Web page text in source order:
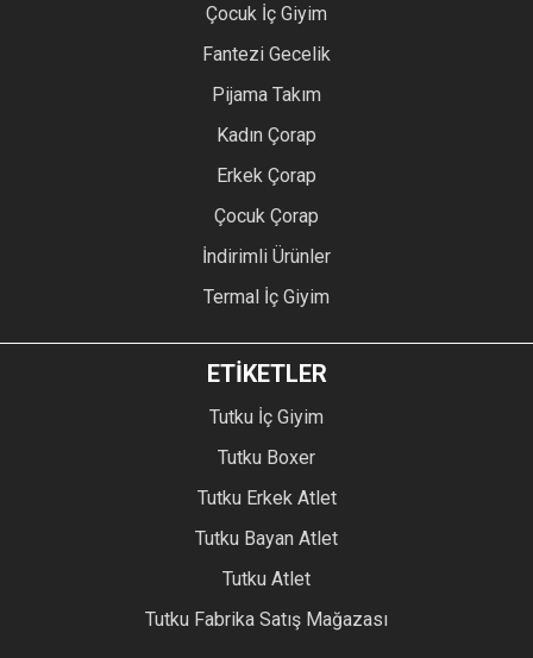
Çocuk İç Giyim
Fantezi Gecelik
Pijama Takım
Kadın Çorap
Erkek Çorap
Çocuk Çorap
İndirimli Ürünler
Termal İç Giyim
ETİKETLER
Tutku İç Giyim
Tutku Boxer
Tutku Erkek Atlet
Tutku Bayan Atlet
Tutku Atlet
Tutku Fabrika Satış Mağazası